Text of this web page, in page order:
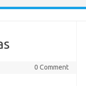
0 Comment